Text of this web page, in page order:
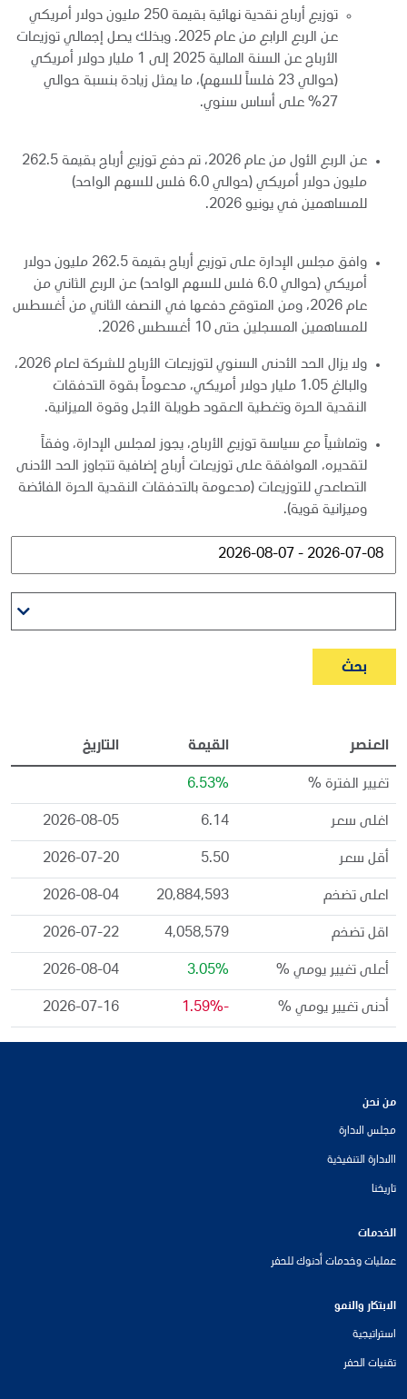
توزيع أرباح نقدية نهائية بقيمة 250 مليون دولار أمريكي
عن الربع الرابع من عام 2025. وبذلك يصل إجمالي توزيعات
الأرباح عن السنة المالية 2025 إلى 1 مليار دولار أمريكي
(حوالي 23 فلساً للسهم)، ما يمثل زيادة بنسبة حوالي
27% على أساس سنوي.
عن الربع الأول من عام 2026، تم دفع توزيع أرباح بقيمة 262.5
مليون دولار أمريكي (حوالي 6.0 فلس للسهم الواحد)
للمساهمين في يونيو 2026.
وافق مجلس الإدارة على توزيع أرباح بقيمة 262.5 مليون دولار
أمريكي (حوالي 6.0 فلس للسهم الواحد) عن الربع الثاني من
عام 2026، ومن المتوقع دفعها في النصف الثاني من أغسطس
للمساهمين المسجلين حتى 10 أغسطس 2026.
ولا يزال الحد الأدنى السنوي لتوزيعات الأرباح للشركة لعام 2026،
والبالغ 1.05 مليار دولار أمريكي، مدعوماً بقوة التدفقات
النقدية الحرة وتغطية العقود طويلة الأجل وقوة الميزانية.
وتماشياً مع سياسة توزيع الأرباح، يجوز لمجلس الإدارة، وفقاً
لتقديره، الموافقة على توزيعات أرباح إضافية تتجاوز الحد الأدنى
التصاعدي للتوزيعات (مدعومة بالتدفقات النقدية الحرة الفائضة
وميزانية قوية).
بحث
العنصر القيمة التاريخ
تغيير الفترة % 6.53%
اغلى سعر 6.14
2026-08-05
أقل سعر 5.50
2026-07-20
اعلى تضخم 20,884,593
2026-08-04
اقل تضخم 4,058,579
2026-07-22
أعلى تغيير يومي % 3.05%
2026-08-04
أدنى تغيير يومي % -1.59%
2026-07-16
من نحن
مجلس الادارة
االادارة التنفيذية
تاريخنا
الخدمات
عمليات وخدمات أدنوك للحفر
الابتكار والنمو
استراتيجية
تقنيات الحفر